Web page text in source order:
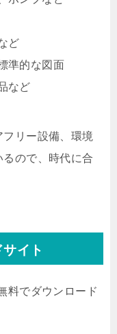
ど
準的な図面
など
リー設備、環境
ので、時代に合
イト
料でダウンロード